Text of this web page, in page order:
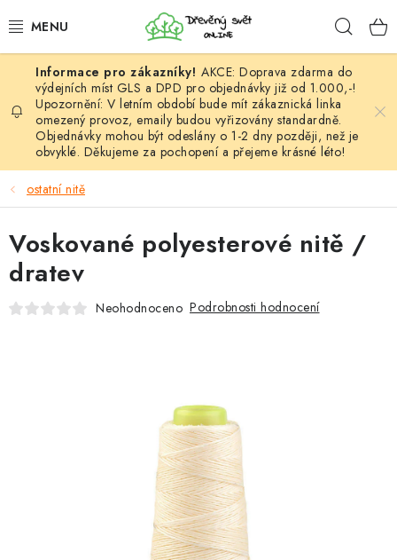
na
HÁČKOVÁNÍ
VYPLÉTÁNÍ
PŘÍZE
DOPLŇKY
TVOŘENÍ
Vrácení zboží a reklamace
Moje objednávka
Obchodní podmínky
Ochrana osobních údajů
Hodnocení obchodu
AKCE: Doprava zdarma do
výdejních míst GLS a DPD pro objednávky již od 1.000,-!
Upozornění: V letním období bude mít zákaznická linka
omezený provoz, emaily budou vyřizovány standardně.
Objednávky mohou být odeslány o 1-2 dny později, než je
obvyklé. Děkujeme za pochopení a přejeme krásné léto!
ostatní nitě
Voskované polyesterové nitě /
dratev
Neohodnoceno Podrobnosti hodnocení